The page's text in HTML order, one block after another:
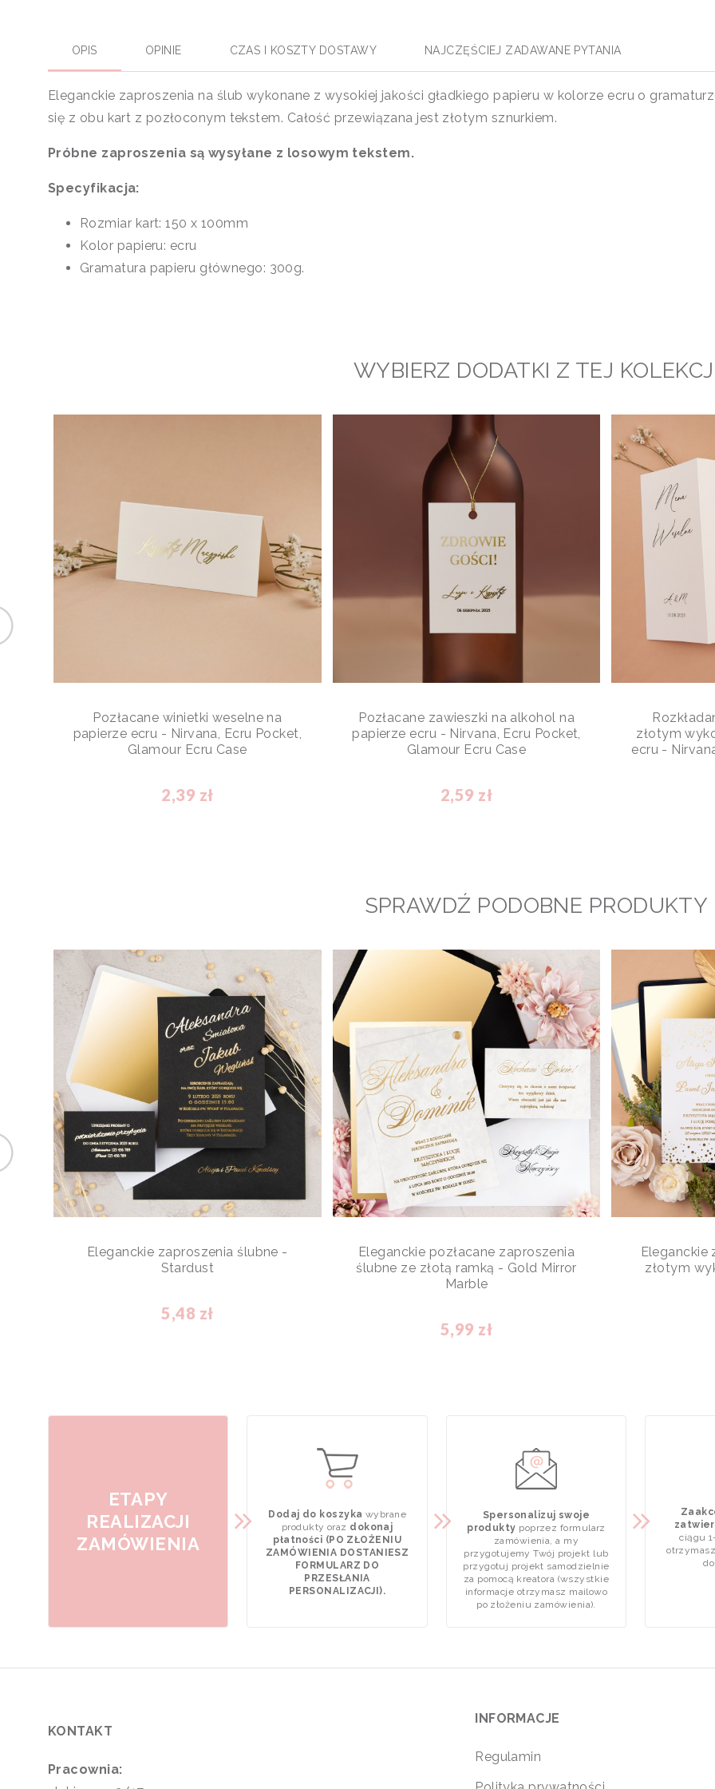
OPIS OPINIE CZAS I KOSZTY DOSTAWY NAJCZĘŚCIEJ ZADAWANE PYTANIA
Eleganckie zaproszenia na ślub wykonane z wysokiej jakości gładkiego papieru w kolorze ecru o
się z obu kart z pozłoconym tekstem. Całość przewiązana jest złotym sznurkiem.
Próbne zaproszenia są wysyłane z losowym tekstem.
Specyfikacja:
Rozmiar kart: 150 x 100mm
Kolor papieru: ecru
Gramatura papieru głównego: 300g.
WYBIERZ DODATKI Z TEJ
Pozłacane winietki weselne na
papierze ecru - Nirvana, Ecru Pocket,
Glamour Ecru Case
2,39 zł
Pozłacane zawieszki na alkohol na
papierze ecru - Nirvana, Ecru Pocket,
Glamour Ecru Case
2,59 zł
złotym
ecru -
SPRAWDŹ PODOBNE PRODUKTY
Eleganckie zaproszenia ślubne -
Stardust
5,48 zł
Eleganckie pozłacane zaproszenia
ślubne ze złotą ramką - Gold Mirror
Marble
5,99 zł
Eleganckie
złotym
ETAPY
REALIZACJI
ZAMÓWIENIA
Dodaj do koszyka wybrane
produkty oraz dokonaj
płatności (PO ZŁOŻENIU
ZAMÓWIENIA DOSTANIESZ
FORMULARZ DO
PRZESŁANIA
PERSONALIZACJI).
Spersonalizuj swoje
produkty poprzez formularz
zamówienia, a my
przygotujemy Twój projekt lub
przygotuj projekt samodzielnie
za pomocą kreatora (wszystkie
informacje otrzymasz mailowo
po złożeniu zamówienia).
ciągu
KONTAKT
Pracownia:
INFORMACJE
Regulamin